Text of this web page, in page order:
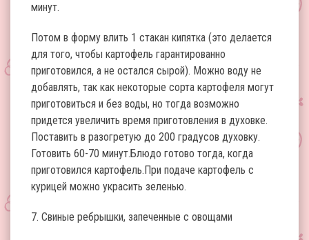
минут.
Потом в форму влить 1 стакан кипятка (это делается
для того, чтобы картофель гарантированно
приготовился, а не остался сырой). Можно воду не
добавлять, так как некоторые сорта картофеля могут
приготовиться и без воды, но тогда возможно
придется увеличить время приготовления в духовке.
Поставить в разогретую до 200 градусов духовку.
Готовить 60-70 минут.Блюдо готово тогда, когда
приготовился картофель.При подаче картофель с
курицей можно украсить зеленью.
7. Свиные ребрышки, запеченные с овощами